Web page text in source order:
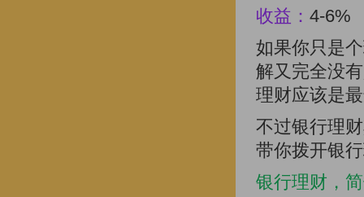
收益： 4-6%
如果你只是
解又完全没
理财应该是
不过银行理
带你拨开银
银行理财，